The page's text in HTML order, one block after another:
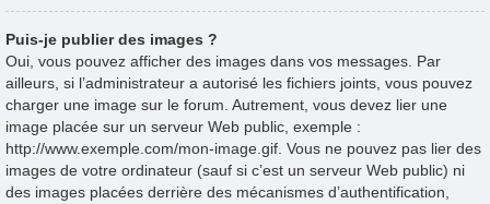
Puis-je publier des images ?
Oui, vous pouvez afficher des images dans vos messages. Par
ailleurs, si l’administrateur a autorisé les fichiers joints, vous pouvez
charger une image sur le forum. Autrement, vous devez lier une
image placée sur un serveur Web public, exemple :
http://www.exemple.com/mon-image.gif. Vous ne pouvez pas lier des
images de votre ordinateur (sauf si c’est un serveur Web public) ni
des images placées derrière des mécanismes d’authentification,